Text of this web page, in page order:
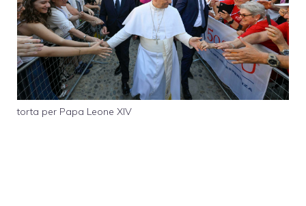
torta per Papa Leone XIV